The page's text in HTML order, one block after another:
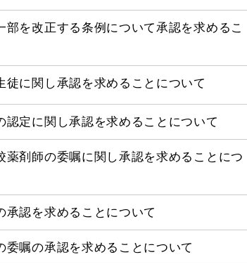
を改正する条例について承認を求めるこ
徒に関し承認を求めることについて
認定に関し承認を求めることについて
薬剤師の委嘱に関し承認を求めることにつ
認を求めることについて
委嘱の承認を求めることについて